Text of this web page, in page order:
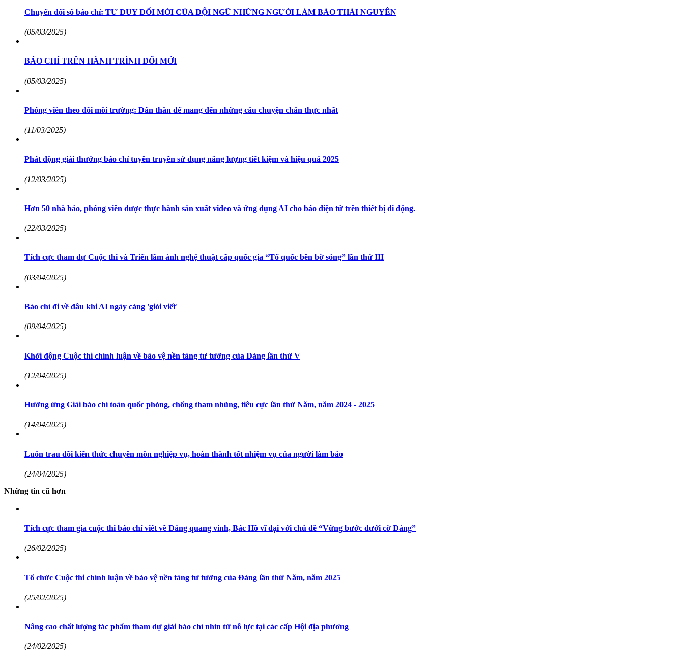
Chuyển đổi số báo chí: TƯ DUY ĐỔI MỚI CỦA ĐỘI NGŨ NHỮNG NGƯỜI LÀM BÁO THÁI NGUYÊN
(05/03/2025)
BÁO CHÍ TRÊN HÀNH TRÌNH ĐỔI MỚI
(05/03/2025)
Phóng viên theo dõi môi trường: Dấn thân để mang đến những câu chuyện chân thực nhất
(11/03/2025)
Phát động giải thưởng báo chí tuyên truyền sử dụng năng lượng tiết kiệm và hiệu quả 2025
(12/03/2025)
Hơn 50 nhà báo, phóng viên được thực hành sản xuất video và ứng dụng AI cho báo điện tử trên thiết bị di động.
(22/03/2025)
Tích cực tham dự Cuộc thi và Triển lãm ảnh nghệ thuật cấp quốc gia “Tổ quốc bên bờ sóng” lần thứ III
(03/04/2025)
Báo chí đi về đâu khi AI ngày càng 'giỏi viết'
(09/04/2025)
Khởi động Cuộc thi chính luận về bảo vệ nền tảng tư tưởng của Đảng lần thứ V
(12/04/2025)
Hưởng ứng Giải báo chí toàn quốc phòng, chống tham nhũng, tiêu cực lần thứ Năm, năm 2024 - 2025
(14/04/2025)
Luôn trau dồi kiến thức chuyên môn nghiệp vụ, hoàn thành tốt nhiệm vụ của người làm báo
(24/04/2025)
Những tin cũ hơn
Tích cực tham gia cuộc thi báo chí viết về Đảng quang vinh, Bác Hồ vĩ đại với chủ đề “Vững bước dưới cờ Đảng”
(26/02/2025)
Tổ chức Cuộc thi chính luận về bảo vệ nền tảng tư tưởng của Đảng lần thứ Năm, năm 2025
(25/02/2025)
Nâng cao chất lượng tác phẩm tham dự giải báo chí nhìn từ nỗ lực tại các cấp Hội địa phương
(24/02/2025)